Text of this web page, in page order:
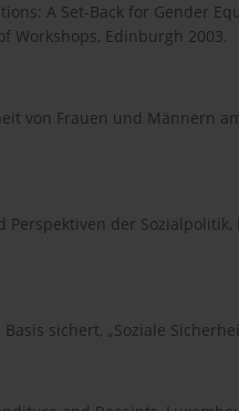
A Set-Back for Gender
Workshops, Edinburgh 2003.
von Frauen und Männern
der Sozialpolitik,
sichert, „Soziale